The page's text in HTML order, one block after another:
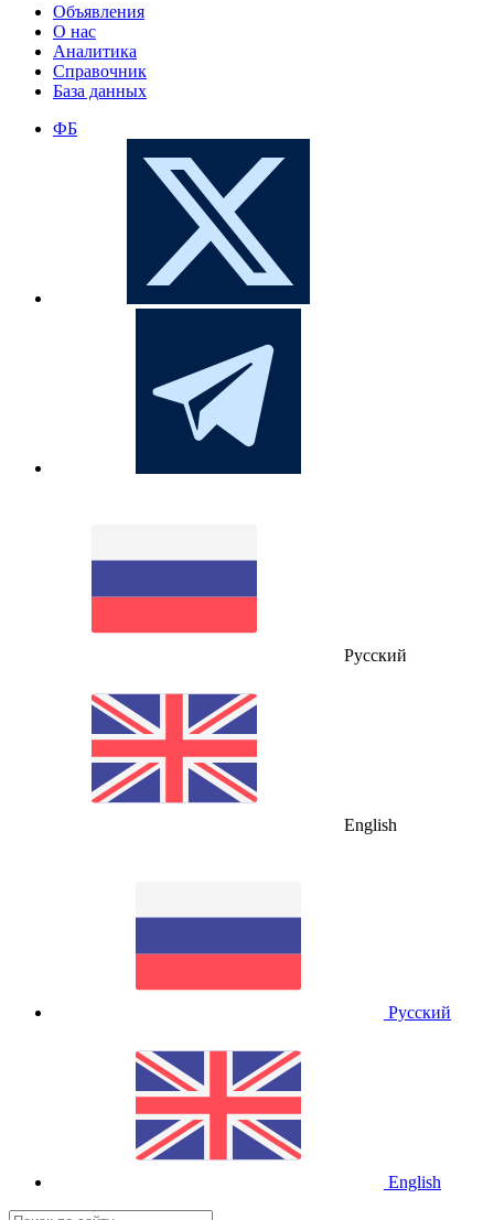
Объявления
О нас
Аналитика
Справочник
База данных
ФБ
Русский
English
Русский
English